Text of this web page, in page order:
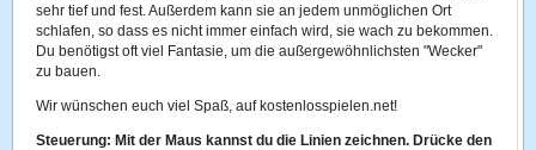
sehr tief und fest. Außerdem kann sie an jedem unmöglichen Ort
schlafen, so dass es nicht immer einfach wird, sie wach zu bekommen.
Du benötigst oft viel Fantasie, um die außergewöhnlichsten "Wecker"
zu bauen.
Wir wünschen euch viel Spaß, auf kostenlosspielen.net!
Steuerung: Mit der Maus kannst du die Linien zeichnen. Drücke den